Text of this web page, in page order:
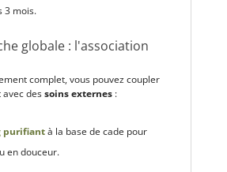
3 mois.
globale : l'association
complet, vous pouvez coupler
dessoins externes:
purifiantà la base de cade pour
en douceur.